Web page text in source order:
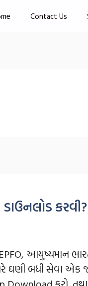
Contact Us
કરવી?
આયુષ્યમાન
ઘણી બધી સેવા એક